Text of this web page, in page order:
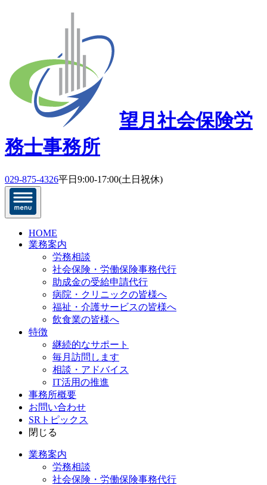
望月社会保険労
務士事務所
029-875-4326平日9:00-17:00(土日祝休)
HOME
業務案内
労務相談
社会保険・労働保険事務代行
助成金の受給申請代行
病院・クリニックの皆様へ
福祉・介護サービスの皆様へ
飲食業の皆様へ
特徴
継続的なサポート
毎月訪問します
相談・アドバイス
IT活用の推進
事務所概要
お問い合わせ
SRトピックス
閉じる
業務案内
労務相談
社会保険・労働保険事務代行